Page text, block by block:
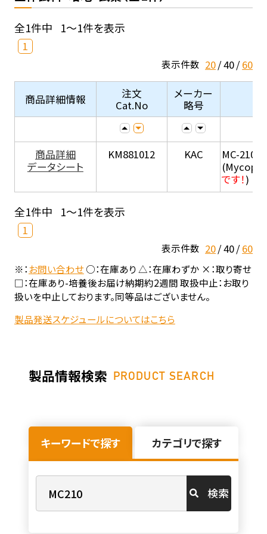
全1件中 1～1件を表示
1
表示件数 20 40 60
商品詳細情報
注文
Cat.No
メーカー
略号
商品詳細
データシート
KM881012 KAC
MC-210 (
です！)
全1件中 1～1件を表示
1
表示件数 20 40 60
※：お問い合わせ○：在庫あり △：在庫わずか ×：取り寄せ
□：在庫あり-培養後お届け納期約2週間 取扱中止：お取り
扱いを中止しております。同等品はございません。
製品発送スケジュールについてはこちら
製品情報検索 PRODUCT SEARCH
キーワードで探す カテゴリで探す
検索